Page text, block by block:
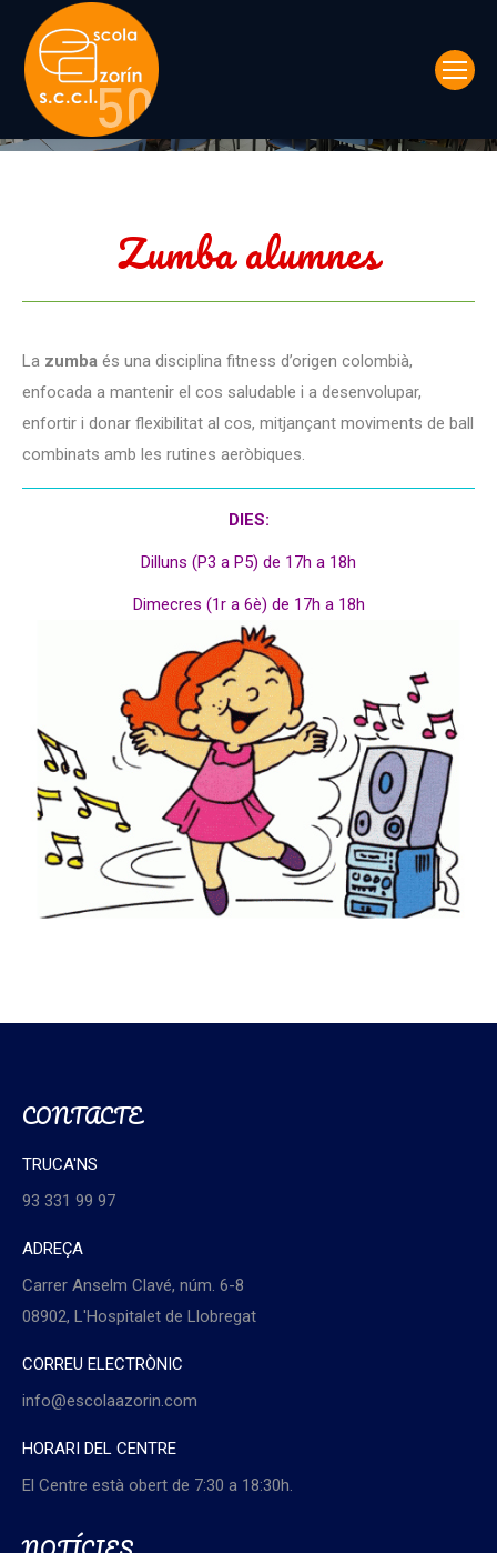
Zumba Alumnes
Zumba alumnes
La zumba és una disciplina fitness d’origen colombià,
enfocada a mantenir el cos saludable i a desenvolupar,
enfortir i donar flexibilitat al cos, mitjançant moviments de ball
combinats amb les rutines aeròbiques.
DIES:
Dilluns (P3 a P5) de 17h a 18h
Dimecres (1r a 6è) de 17h a 18h
CONTACTE
TRUCA'NS
93 331 99 97
ADREÇA
Carrer Anselm Clavé, núm. 6-8
08902, L'Hospitalet de Llobregat
CORREU ELECTRÒNIC
info@escolaazorin.com
HORARI DEL CENTRE
El Centre està obert de 7:30 a 18:30h.